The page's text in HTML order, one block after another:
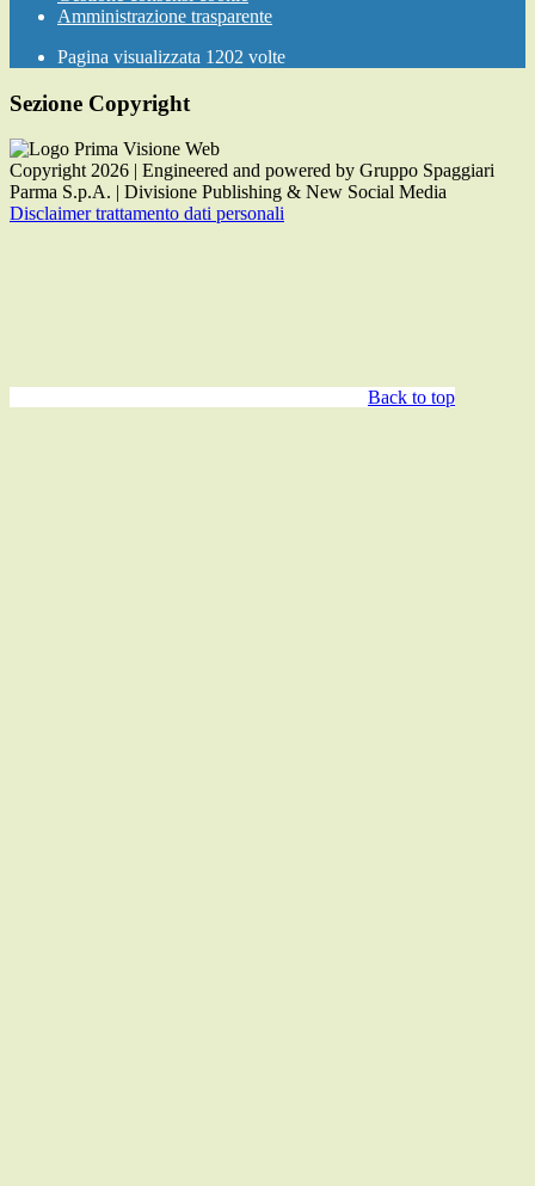
Amministrazione trasparente
Pagina visualizzata 1202 volte
Sezione Copyright
Copyright 2026 | Engineered and powered by Gruppo Spaggiari
Parma S.p.A. | Divisione Publishing & New Social Media
Disclaimer trattamento dati personali
Back to top